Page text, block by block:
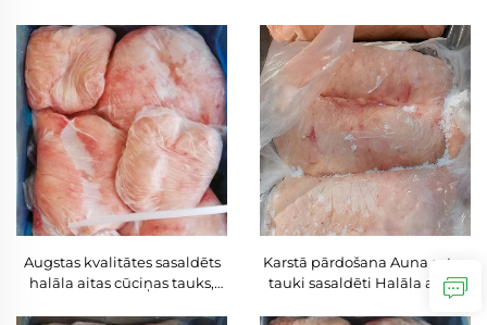
pārdošanai piedāvātas
saldētas aitu aknas
pārdošanai piedāvātas
saldētas aitu aknas
Augstas kvalitātes sasaldēts
halāla aitas cūciņas tauks,
Karstā pārdošana Auna astes
tauki sasaldēti Halāla auna
astes tauki Auna astes tauki